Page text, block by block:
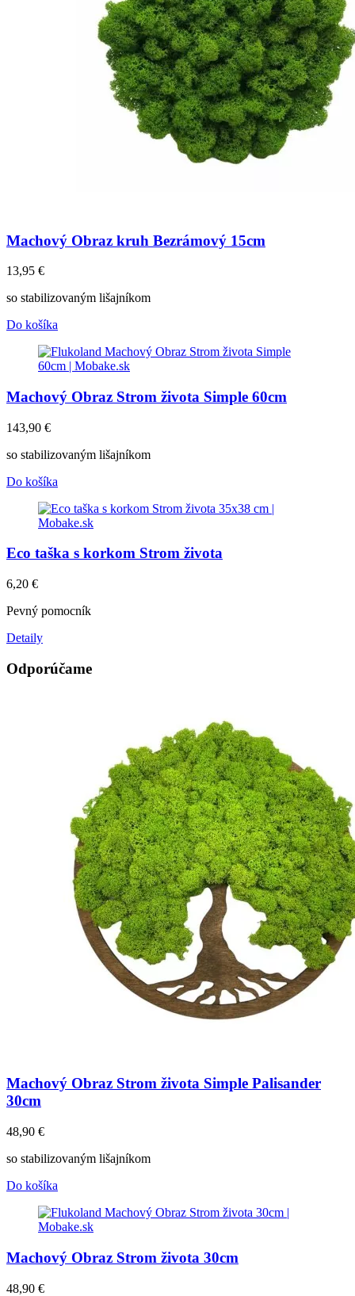
Machový Obraz kruh Bezrámový 15cm
13,95 €
so stabilizovaným lišajníkom
Do košíka
Machový Obraz Strom života Simple 60cm
143,90 €
so stabilizovaným lišajníkom
Do košíka
Eco taška s korkom Strom života
6,20 €
Pevný pomocník
Detaily
Odporúčame
Machový Obraz Strom života Simple Palisander
30cm
48,90 €
so stabilizovaným lišajníkom
Do košíka
Machový Obraz Strom života 30cm
48,90 €